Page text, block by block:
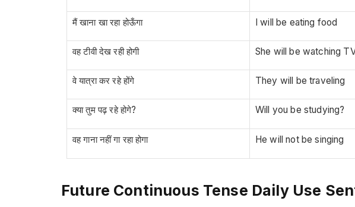
मैं खाना खा रहा होऊँगा I will be eating food
वह टीवी देख रही होगी She will be watching
वे यात्रा कर रहे होंगे They will be traveling
क्या तुम पढ़ रहे होगे? Will you be studying?
वह गाना नहीं गा रहा होगा He will not be singing
Future Continuous Tense Daily Use